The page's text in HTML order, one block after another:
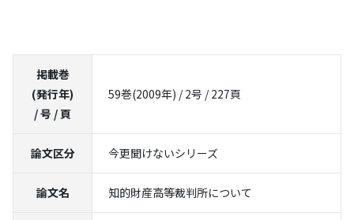
掲載巻
(発行年)
/ 号 / 頁
59巻(2009年) / 2号 / 227頁
論文区分 今更聞けないシリーズ
論文名 知的財産高等裁判所について